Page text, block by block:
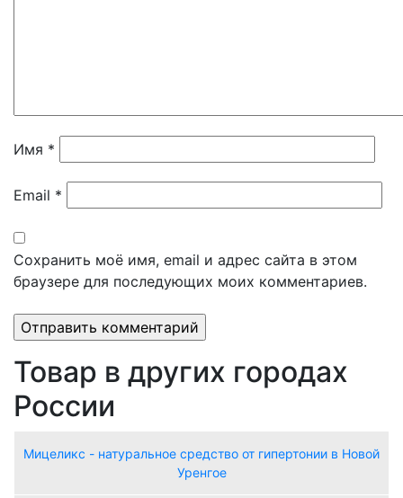
Имя *
Email *
Сохранить моё имя, email и адрес сайта в этом
браузере для последующих моих комментариев.
Товар в других городах
России
Мицеликс - натуральное средство от гипертонии в Новой
Уренгое